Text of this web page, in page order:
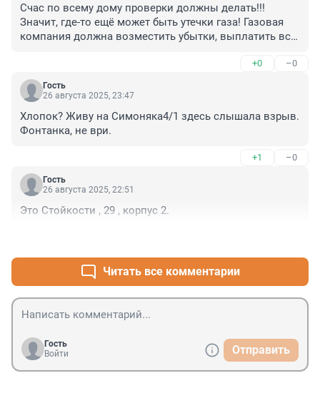
Счас по всему дому проверки должны делать!!!
Значит, где-то ещё может быть утечки газа! Газовая
компания должна возместить убытки, выплатить все
монополиста, по максимуму! За газ только недавно
повысили стоимость, а проверку оборудования в
квартирах никто не чешет делать!
+0 –0
Гость
26 августа 2025, 23:47
Хлопок? Живу на Симоняка4/1 здесь слышала взрыв.
Фонтанка, не ври.
+1 –0
Гость
26 августа 2025, 22:51
Это Стойкости , 29 , корпус 2.
Читать все комментарии
Гость
Войти
Отправить